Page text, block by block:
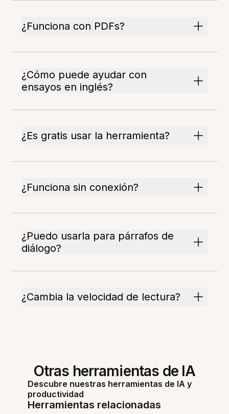
¿Funciona con PDFs?
¿Cómo puede ayudar con
ensayos en inglés?
¿Es gratis usar la herramienta?
¿Funciona sin conexión?
¿Puedo usarla para párrafos de
diálogo?
¿Cambia la velocidad de lectura?
Otras herramientas de IA
Descubre nuestras herramientas de IA y
productividad
Herramientas relacionadas